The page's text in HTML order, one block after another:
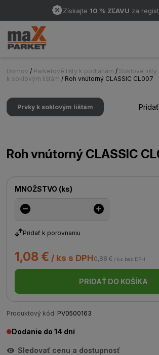
Získajte 10 % ZĽAVU za
Domov / Parketové lišty k podlahám / Soklové lišty
k soklovým lištám / Roh vnútorný CLASSIC CL007
Prvky k soklovým lištám
Roh vnútorný CLASSIC
MNOŽSTVO (ks)
Pridať k porovnaniu
1,08 € / ks s DPH0,88 € / ks bez DPH
PRIDAŤ DO KOŠÍKA
Produktový kód: PV0500163
Dodanie do 14 dní
Sledovať cenu a dostupnosť